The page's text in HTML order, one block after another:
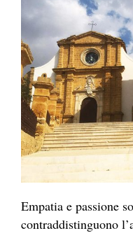
Empatia e passione
contraddistinguono